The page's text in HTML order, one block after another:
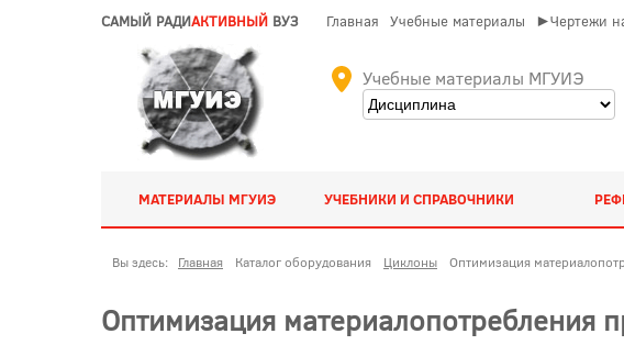
САМЫЙ РАДИАКТИВНЫЙ ВУЗ Главная Учебные материалы ►Чертежи
Учебные материалы МГУИЭ
МАТЕРИАЛЫ МГУИЭ УЧЕБНИКИ И СПРАВОЧНИКИ
Вы здесь: Главная Каталог оборудования Циклоны Оптимизация
Оптимизация материалопотребления